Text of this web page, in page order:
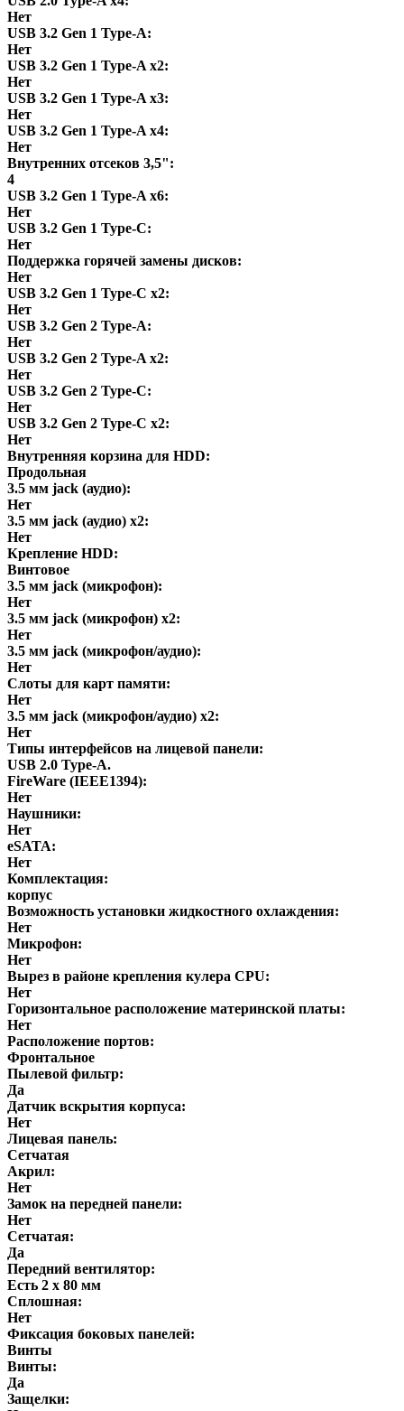
Нет
USB 3.2 Gen 1 Type-A:
Нет
USB 3.2 Gen 1 Type-A x2:
Нет
USB 3.2 Gen 1 Type-A x3:
Нет
USB 3.2 Gen 1 Type-A x4:
Нет
Внутренних отсеков 3,5":
4
USB 3.2 Gen 1 Type-A x6:
Нет
USB 3.2 Gen 1 Type-C:
Нет
Поддержка горячей замены дисков:
Нет
USB 3.2 Gen 1 Type-C x2:
Нет
USB 3.2 Gen 2 Type-A:
Нет
USB 3.2 Gen 2 Type-A x2:
Нет
USB 3.2 Gen 2 Type-C:
Нет
USB 3.2 Gen 2 Type-C x2:
Нет
Внутренняя корзина для HDD:
Продольная
3.5 мм jack (аудио):
Нет
3.5 мм jack (аудио) х2:
Нет
Крепление HDD:
Винтовое
3.5 мм jack (микрофон):
Нет
3.5 мм jack (микрофон) х2:
Нет
3.5 мм jack (микрофон/аудио):
Нет
Слоты для карт памяти:
Нет
3.5 мм jack (микрофон/аудио) х2:
Нет
Типы интерфейсов на лицевой панели:
USB 2.0 Type-A.
FireWare (IEEE1394):
Нет
Наушники:
Нет
eSATA:
Нет
Комплектация:
корпус
Возможность установки жидкостного охлаждения:
Нет
Микрофон:
Нет
Вырез в районе крепления кулера CPU:
Нет
Горизонтальное расположение материнской платы:
Нет
Расположение портов:
Фронтальное
Пылевой фильтр:
Да
Датчик вскрытия корпуса:
Нет
Лицевая панель:
Сетчатая
Акрил:
Нет
Замок на передней панели:
Нет
Сетчатая:
Да
Передний вентилятор:
Есть 2 х 80 мм
Сплошная:
Нет
Фиксация боковых панелей:
Винты
Винты:
Да
Защелки: